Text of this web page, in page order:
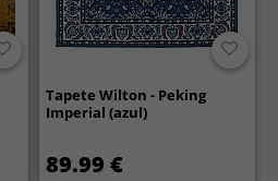
Tapete Wilton - Peking
Imperial (azul)
89.99 €